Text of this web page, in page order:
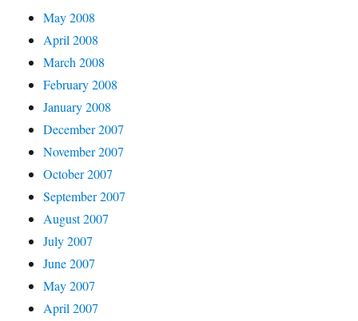
May 2008
April 2008
March 2008
February 2008
January 2008
December 2007
November 2007
October 2007
September 2007
August 2007
July 2007
June 2007
May 2007
April 2007